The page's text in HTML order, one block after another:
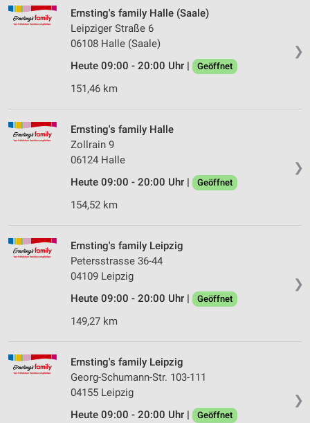
❯
Ernsting's family Halle (Saale)
Leipziger Straße 6
06108 Halle (Saale)
Heute 09:00 - 20:00 Uhr |
Geöffnet
151,46 km
❯
Ernsting's family Halle
Zollrain 9
06124 Halle
Heute 09:00 - 20:00 Uhr |
Geöffnet
154,52 km
❯
Ernsting's family Leipzig
Petersstrasse 36-44
04109 Leipzig
Heute 09:00 - 20:00 Uhr |
Geöffnet
149,27 km
❯
Ernsting's family Leipzig
Georg-Schumann-Str. 103-111
04155 Leipzig
Heute 09:00 - 20:00 Uhr |
Geöffnet